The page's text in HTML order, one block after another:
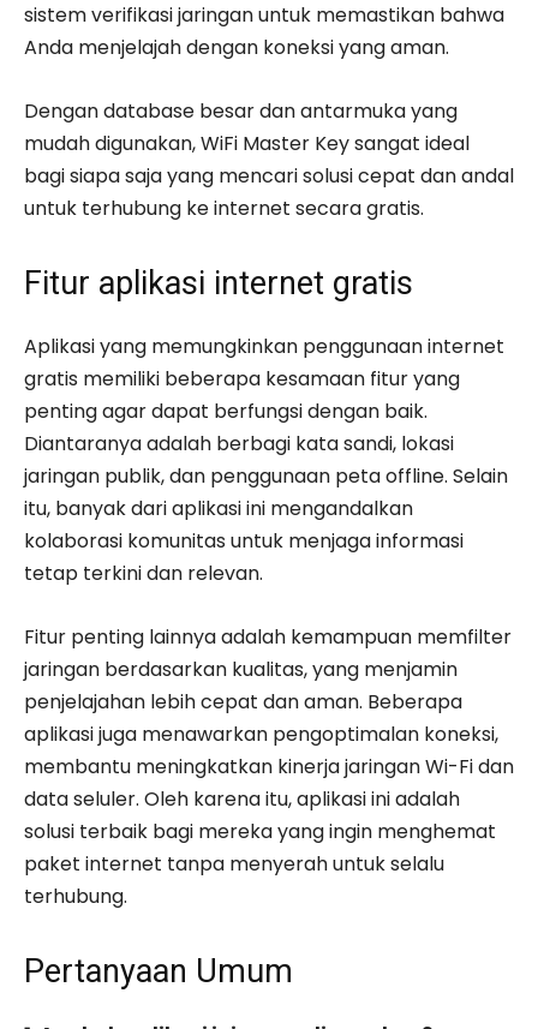
sistem verifikasi jaringan untuk memastikan bahwa
Anda menjelajah dengan koneksi yang aman.
Dengan database besar dan antarmuka yang
mudah digunakan, WiFi Master Key sangat ideal
bagi siapa saja yang mencari solusi cepat dan andal
untuk terhubung ke internet secara gratis.
Fitur aplikasi internet gratis
Aplikasi yang memungkinkan penggunaan internet
gratis memiliki beberapa kesamaan fitur yang
penting agar dapat berfungsi dengan baik.
Diantaranya adalah berbagi kata sandi, lokasi
jaringan publik, dan penggunaan peta offline. Selain
itu, banyak dari aplikasi ini mengandalkan
kolaborasi komunitas untuk menjaga informasi
tetap terkini dan relevan.
Fitur penting lainnya adalah kemampuan memfilter
jaringan berdasarkan kualitas, yang menjamin
penjelajahan lebih cepat dan aman. Beberapa
aplikasi juga menawarkan pengoptimalan koneksi,
membantu meningkatkan kinerja jaringan Wi-Fi dan
data seluler. Oleh karena itu, aplikasi ini adalah
solusi terbaik bagi mereka yang ingin menghemat
paket internet tanpa menyerah untuk selalu
terhubung.
Pertanyaan Umum